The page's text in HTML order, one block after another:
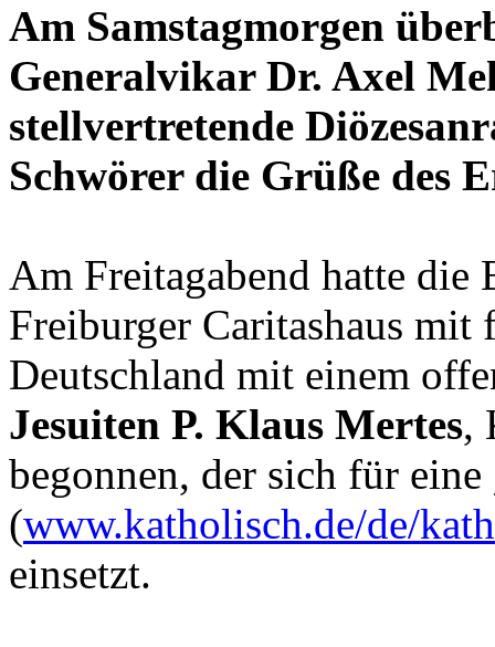
Am Samstagmorgen
Generalvikar Dr. Axel
stellvertretende
Schwörer die Grüße des
Am Freitagabend hatte die
Freiburger Caritashaus mit
Deutschland mit einem
Jesuiten P. Klaus Mertes,
begonnen, der sich für eine
(www.katholisch.de/de/
einsetzt.